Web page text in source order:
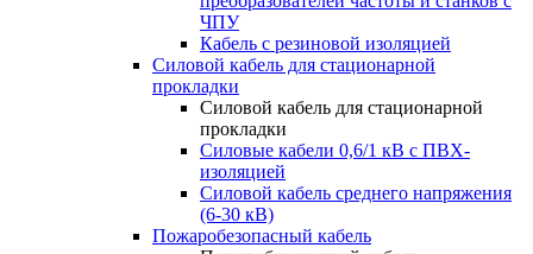
ЧПУ
Кабель с резиновой изоляцией
Силовой кабель для стационарной
прокладки
Силовой кабель для стационарной
прокладки
Силовые кабели 0,6/1 кВ с ПВХ-
изоляцией
Силовой кабель среднего напряжения
(6-30 кВ)
Пожаробезопасный кабель